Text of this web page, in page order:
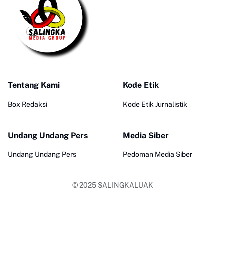
Tentang Kami
Box Redaksi
Kode Etik
Kode Etik Jurnalistik
Undang Undang Pers
Undang Undang Pers
Media Siber
Pedoman Media Siber
© 2025 SALINGKALUAK